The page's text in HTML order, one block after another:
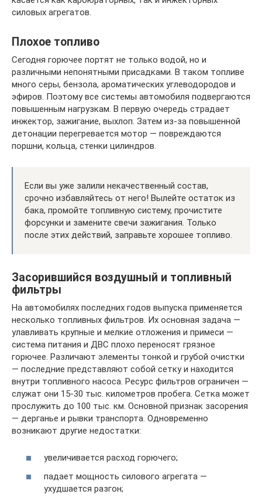
силовых агрегатов.
Плохое топливо
Сегодня горючее портят не только водой, но и
различными непонятными присадками. В таком топливе
много серы, бензола, ароматических углеводородов и
эфиров. Поэтому все системы автомобиля подвергаются
повышенным нагрузкам. В первую очередь страдает
инжектор, зажигание, выхлоп. Затем из-за повышенной
детонации перегревается мотор — повреждаются
поршни, кольца, стенки цилиндров.
Если вы уже залили некачественный состав,
срочно избавляйтесь от него! Вылейте остаток из
бака, промойте топливную систему, прочистите
форсунки и замените свечи зажигания. Только
после этих действий, заправьте хорошее топливо.
Засорившийся воздушный и топливный
фильтры
На автомобилях последних годов выпуска применяется
несколько топливных фильтров. Их основная задача —
улавливать крупные и мелкие отложения и примеси —
система питания и ДВС плохо переносят грязное
горючее. Различают элементы тонкой и грубой очистки
— последние представляют собой сетку и находится
внутри топливного насоса. Ресурс фильтров ограничен —
служат они 15-30 тыс. километров пробега. Сетка может
прослужить до 100 тыс. км. Основной признак засорения
— дерганье и рывки транспорта. Одновременно
возникают другие недостатки:
увеличивается расход горючего;
падает мощность силового агрегата —
ухудшается разгон;